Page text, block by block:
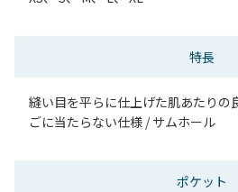
特長
縫い目を平らに仕上げた肌あたりの
ごに当たらない仕様 / サムホール
ポケット